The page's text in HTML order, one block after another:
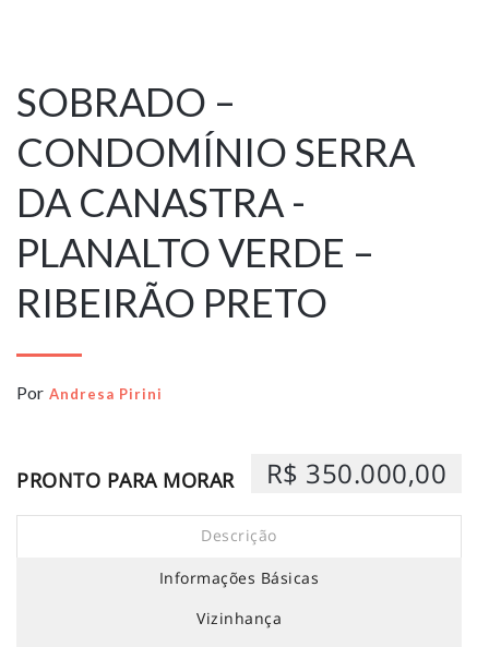
SOBRADO –
CONDOMÍNIO SERRA
DA CANASTRA -
PLANALTO VERDE –
RIBEIRÃO PRETO
Por Andresa Pirini
PRONTO PARA MORAR R$ 350.000,00
Descrição
Informações Básicas
Vizinhança